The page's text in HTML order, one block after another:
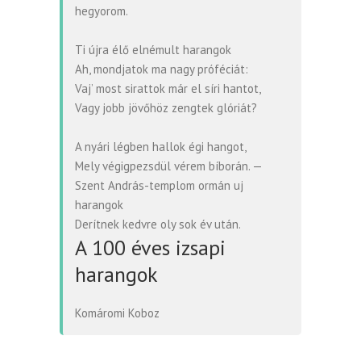
hegyorom.
Ti újra élő elnémult harangok
Ah, mondjatok ma nagy próféciát:
Vaj’ most sirattok már el síri hantot,
Vagy jobb jövőhöz zengtek glóriát?
A nyári légben hallok égi hangot,
Mely végigpezsdül vérem bíborán. —
Szent András-templom ormán uj
harangok
Derítnek kedvre oly sok év után.
A 100 éves izsapi
harangok
Komáromi Koboz